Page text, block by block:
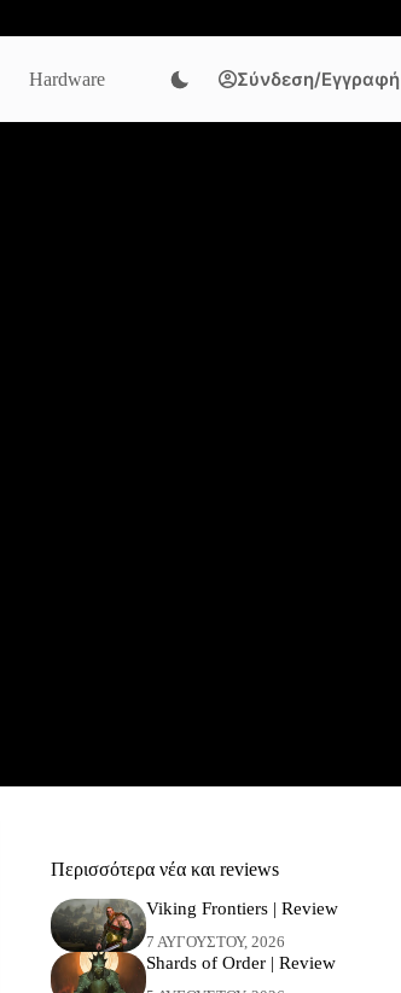
Hardware Σύνδεση/Εγγραφή
Περισσότερα νέα και reviews
Viking Frontiers | Review
7 ΑΥΓΟΎΣΤΟΥ, 2026
Shards of Order | Review